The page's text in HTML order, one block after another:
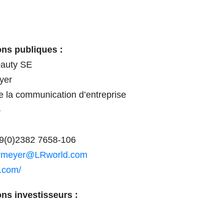
publiques :
SE
la communication d’entreprise
7658-106
investisseurs :